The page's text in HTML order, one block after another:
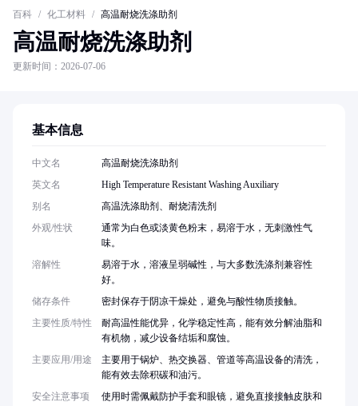
百科 / 化工材料 / 高温耐烧洗涤助剂
高温耐烧洗涤助剂
更新时间：2026-07-06
基本信息
中文名
高温耐烧洗涤助剂
英文名
High Temperature Resistant Washing Auxiliary
别名
高温洗涤助剂、耐烧清洗剂
外观/性状
通常为白色或淡黄色粉末，易溶于水，无刺激性气
味。
溶解性
易溶于水，溶液呈弱碱性，与大多数洗涤剂兼容性
好。
储存条件
密封保存于阴凉干燥处，避免与酸性物质接触。
主要性质/特性
耐高温性能优异，化学稳定性高，能有效分解油脂和
有机物，减少设备结垢和腐蚀。
主要应用/用途
主要用于锅炉、热交换器、管道等高温设备的清洗，
能有效去除积碳和油污。
安全注意事项
使用时需佩戴防护手套和眼镜，避免直接接触皮肤和